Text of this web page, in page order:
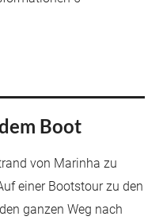
Boot
von Marinha zu
einer Bootstour zu den
ganzen Weg nach